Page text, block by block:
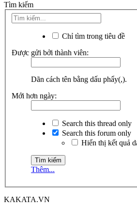
Tìm kiếm
Chỉ tìm trong tiêu đề
Được gửi bởi thành viên:
Dãn cách tên bằng dấu phẩy(,).
Mới hơn ngày:
Search this thread only
Search this forum only
Hiển thị kết quả
Thêm...
KAKATA.VN